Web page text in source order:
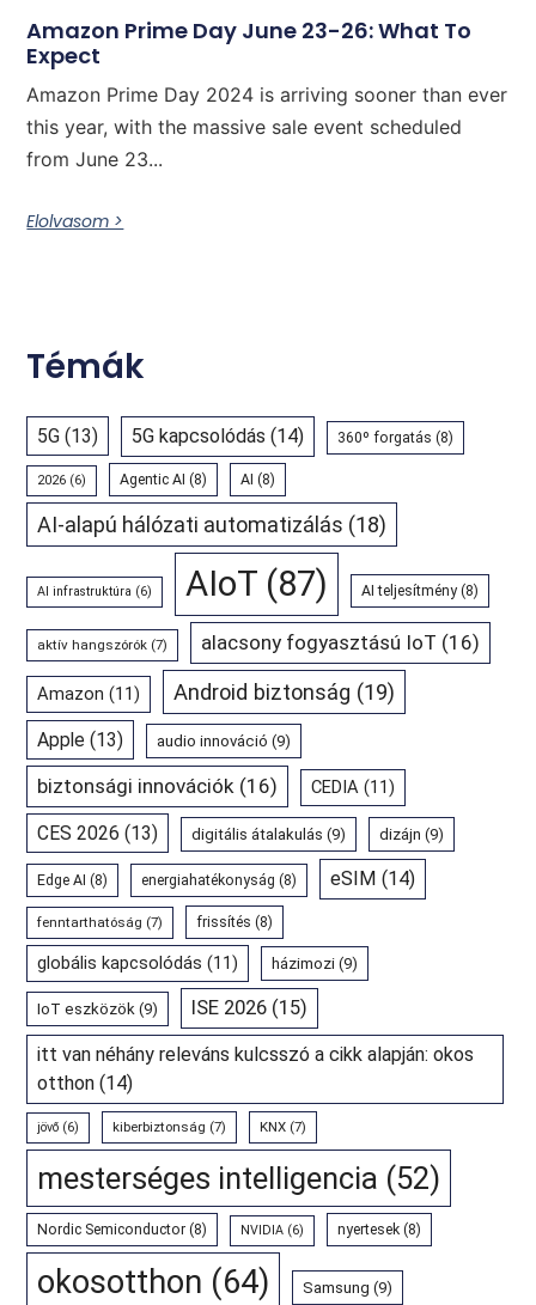
Amazon Prime Day June 23-26: What To
Expect
Amazon Prime Day 2024 is arriving sooner than ever
this year, with the massive sale event scheduled
from June 23...
Elolvasom >
Témák
5G (13) 5G kapcsolódás (14) 360º forgatás (8)
2026 (6) Agentic AI (8) AI (8)
AI-alapú hálózati automatizálás (18)
AI infrastruktúra (6) AIoT (87) AI teljesítmény (8)
aktív hangszórók (7) alacsony fogyasztású IoT (16)
Amazon (11) Android biztonság (19)
Apple (13) audio innováció (9)
biztonsági innovációk (16) CEDIA (11)
CES 2026 (13) digitális átalakulás (9) dizájn (9)
Edge AI (8) energiahatékonyság (8) eSIM (14)
fenntarthatóság (7) frissítés (8)
globális kapcsolódás (11) házimozi (9)
IoT eszközök (9) ISE 2026 (15)
itt van néhány releváns kulcsszó a cikk alapján: okos
otthon (14)
jövő (6) kiberbiztonság (7) KNX (7)
mesterséges intelligencia (52)
Nordic Semiconductor (8) NVIDIA (6) nyertesek (8)
okosotthon (64) Samsung (9)